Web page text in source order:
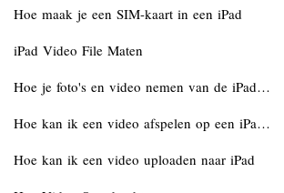
Hoe maak je een SIM-kaart in een iPad
iPad Video File Maten
Hoe je foto's en video nemen van de iPad…
Hoe kan ik een video afspelen op een iPa…
Hoe kan ik een video uploaden naar iPad